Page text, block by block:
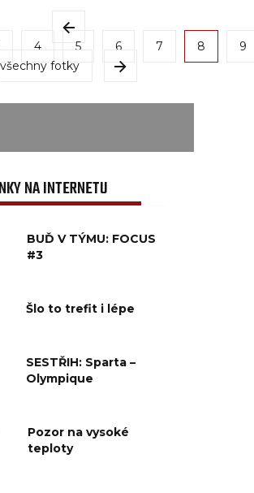
4 5 6 7 8
9
všechny fotky
NA INTERNETU
BUĎ V TÝMU: FOCUS
#3
Šlo to trefit i lépe
SESTŘIH: Sparta –
Olympique
Pozor na vysoké
teploty